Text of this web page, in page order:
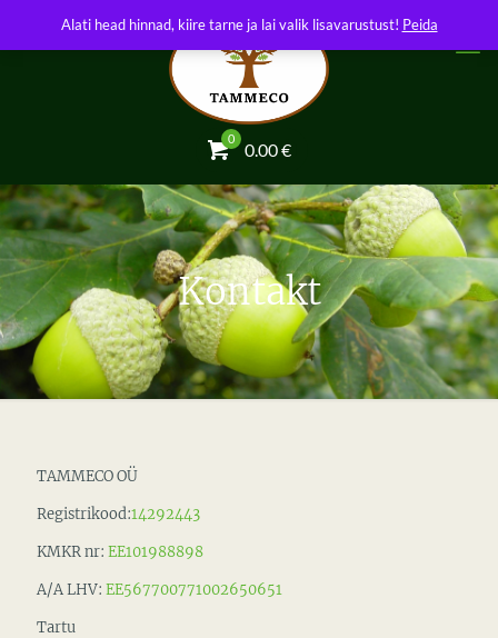
0
0.00€
Kontakt
TAMMECO OÜ
Registrikood:14292443
KMKR nr: EE101988898
A/A LHV: EE567700771002650651
Tartu
Alati head hinnad, kiire tarne ja lai valik lisavarustust! Peida